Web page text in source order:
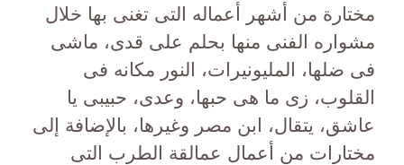
مختارة من أشهر أعماله التى تغنى بها خلال
مشواره الفنى منها بحلم على قدى، ماشى
فى ضلها، المليونيرات، النور مكانه فى
القلوب، زى ما هى حبها، وعدى، حبيبى يا
عاشق، يتقال، ابن مصر وغيرها، بالإضافة إلى
مختارات من أعمال عمالقة الطرب التى